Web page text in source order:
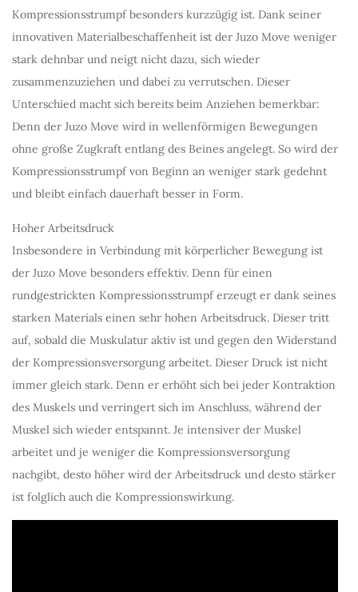
Kompressionsstrumpf besonders kurzzügig ist. Dank seiner
innovativen Materialbeschaffenheit ist der Juzo Move weniger
stark dehnbar und neigt nicht dazu, sich wieder
zusammenzuziehen und dabei zu verrutschen. Dieser
Unterschied macht sich bereits beim Anziehen bemerkbar:
Denn der Juzo Move wird in wellenförmigen Bewegungen
ohne große Zugkraft entlang des Beines angelegt. So wird der
Kompressionsstrumpf von Beginn an weniger stark gedehnt
und bleibt einfach dauerhaft besser in Form.
Hoher Arbeitsdruck
Insbesondere in Verbindung mit körperlicher Bewegung ist
der Juzo Move besonders effektiv. Denn für einen
rundgestrickten Kompressionsstrumpf erzeugt er dank seines
starken Materials einen sehr hohen Arbeitsdruck. Dieser tritt
auf, sobald die Muskulatur aktiv ist und gegen den Widerstand
der Kompressionsversorgung arbeitet. Dieser Druck ist nicht
immer gleich stark. Denn er erhöht sich bei jeder Kontraktion
des Muskels und verringert sich im Anschluss, während der
Muskel sich wieder entspannt. Je intensiver der Muskel
arbeitet und je weniger die Kompressionsversorgung
nachgibt, desto höher wird der Arbeitsdruck und desto stärker
ist folglich auch die Kompressionswirkung.